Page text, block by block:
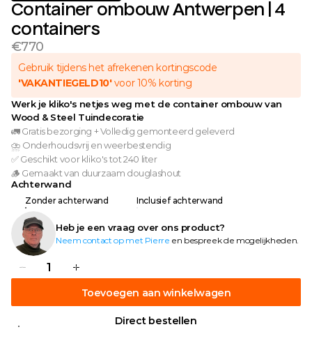
Container ombouw Antwerpen | 4
containers
€770
'VAKANTIEGELD10' voor 10% korting
Werk je kliko's netjes weg met de container ombouw van
Wood & Steel Tuindecoratie
🚛 Gratis bezorging + Volledig gemonteerd geleverd
🪵 Gemaakt van duurzaam douglashout
⛈️ Onderhoudsvrij en weerbestendig
✅ Geschikt voor kliko's tot 240 liter
Achterwand
Zonder achterwand Inclusief achterwand
Heb je een vraag over ons product?
Neem contact op met Pierre en bespreek de mogelijkheden.
Toevoegen aan winkelwagen
Direct bestellen